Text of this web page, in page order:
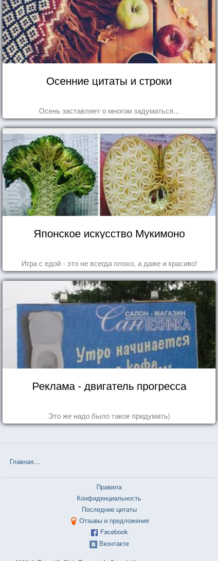
Осенние цитаты и строки
Осень заставляет о многом задуматься...
Японское искусство Мукимоно
Игра с едой - это не всегда плохо, а даже и красиво!
Реклама - двигатель прогресса
Это же надо было такое придумать)
Главная
Правила
Конфиденциальность
Последние цитаты
Отзывы и предложения
Facebook
Вконтакте